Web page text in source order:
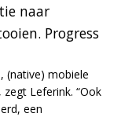
naar
Progress
(native) mobiele
Leferink. “Ook
een